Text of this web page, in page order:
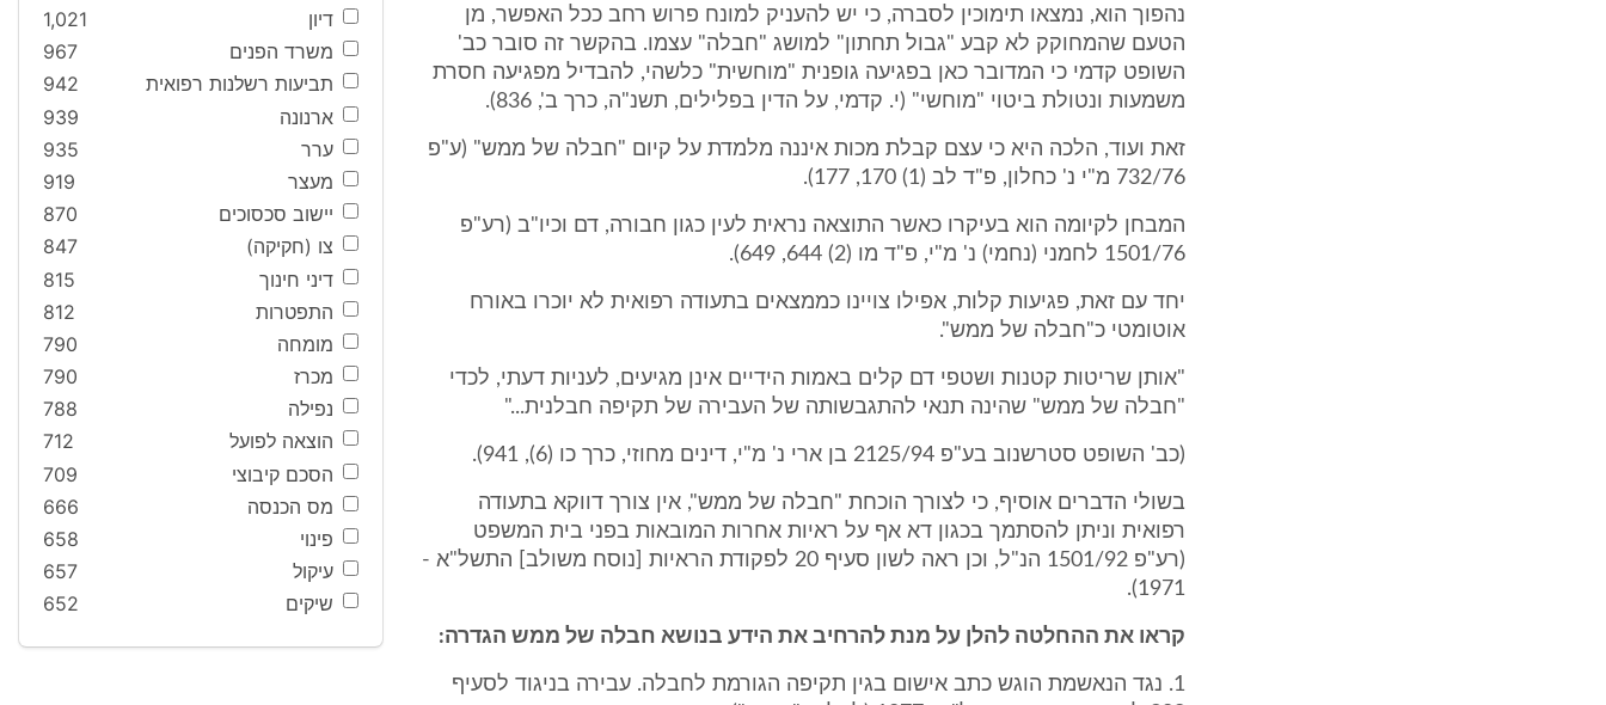
נהפוך הוא, נמצאו תימוכין לסברה, כי יש להעניק למונח פרוש רחב ככל האפשר, מן
הטעם שהמחוקק לא קבע "גבול תחתון" למושג "חבלה" עצמו. בהקשר זה סובר כב'
השופט קדמי כי המדובר כאן בפגיעה גופנית "מוחשית" כלשהי, להבדיל מפגיעה חסרת
משמעות ונטולת ביטוי "מוחשי" (י. קדמי, על הדין בפלילים, תשנ"ה, כרך ב', 836).
זאת ועוד, הלכה היא כי עצם קבלת מכות איננה מלמדת על קיום "חבלה של ממש" (ע"פ
732/76 מ"י נ' כחלון, פ"ד לב (1) 170, 177).
המבחן לקיומה הוא בעיקרו כאשר התוצאה נראית לעין כגון חבורה, דם וכיו"ב (רע"פ
1501/76 לחמני (נחמי) נ' מ"י, פ"ד מו (2) 644, 649).
יחד עם זאת, פגיעות קלות, אפילו צויינו כממצאים בתעודה רפואית לא יוכרו באורח
אוטומטי כ"חבלה של ממש".
"אותן שריטות קטנות ושטפי דם קלים באמות הידיים אינן מגיעים, לעניות דעתי, לכדי
"חבלה של ממש" שהינה תנאי להתגבשותה של העבירה של תקיפה חבלנית..."
(כב' השופט סטרשנוב בע"פ 2125/94 בן ארי נ' מ"י, דינים מחוזי, כרך כו (6), 941).
בשולי הדברים אוסיף, כי לצורך הוכחת "חבלה של ממש", אין צורך דווקא בתעודה
רפואית וניתן להסתמך בכגון דא אף על ראיות אחרות המובאות בפני בית המשפט
(רע"פ 1501/92 הנ"ל, וכן ראה לשון סעיף 20 לפקודת הראיות [נוסח משולב] התשל"א -
1971).
קראו את ההחלטה להלן על מנת להרחיב את הידע בנושא חבלה של ממש הגדרה:
1. נגד הנאשמת הוגש כתב אישום בגין תקיפה הגורמת לחבלה. עבירה בניגוד לסעיף
דיון
1,021
משרד הפנים
967
תביעות רשלנות רפואית
942
ארנונה
939
ערר
935
מעצר
919
יישוב סכסוכים
870
צו (חקיקה)
847
דיני חינוך
815
התפטרות
812
מומחה
790
מכרז
790
נפילה
788
הוצאה לפועל
712
הסכם קיבוצי
709
מס הכנסה
666
פינוי
658
עיקול
657
שיקים
652